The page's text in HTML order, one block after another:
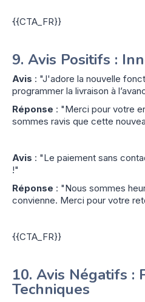
{{CTA_FR}}
9. Avis Positifs :
Avis : "J'adore la nouvelle
programmer la livraison à
Réponse : "Merci pour votre
sommes ravis que cette
Avis : "Le paiement sans
!"
Réponse : "Nous sommes
convienne. Merci pour votre
{{CTA_FR}}
10. Avis Négatifs :
Techniques